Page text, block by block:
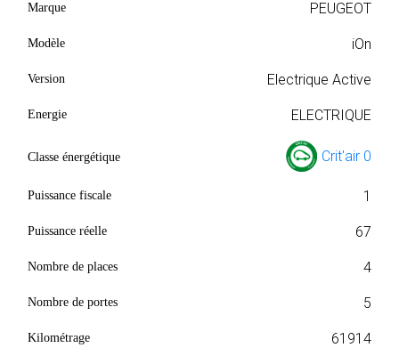
Marque PEUGEOT
Modèle iOn
Version Electrique Active
Energie ELECTRIQUE
Classe énergétique Crit'air 0
Puissance fiscale 1
Puissance réelle 67
Nombre de places 4
Nombre de portes 5
Kilométrage 61914